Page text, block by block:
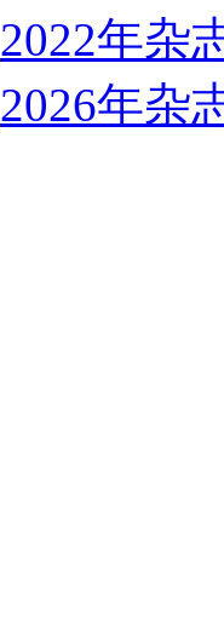
2022年杂
2026年杂